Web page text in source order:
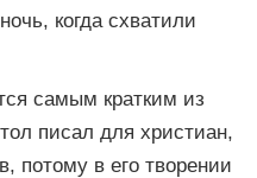
когда схватили
самым кратким из
писал для христиан,
потому в его творении